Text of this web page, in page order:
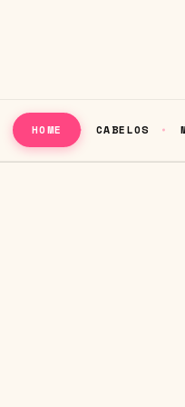
HOME CABELOS